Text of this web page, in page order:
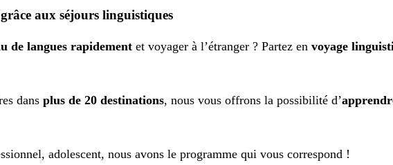
aux séjours linguistiques
de langues rapidement et voyager à l’étranger ? Partez en voyage
dans plus de 20 destinations, nous vous offrons la possibilité d’
adolescent, nous avons le programme qui vous correspond !